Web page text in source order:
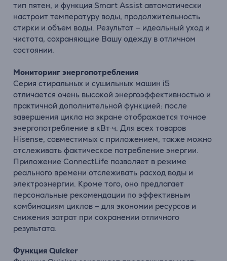
тип пятен, и функция Smart Assist автоматически
настроит температуру воды, продолжительность
стирки и объем воды. Результат – идеальный уход и
чистота, сохраняющие Вашу одежду в отличном
состоянии.
Мониторинг энергопотребления
Серия стиральных и сушильных машин i5
отличается очень высокой энергоэффективностью и
практичной дополнительной функцией: после
завершения цикла на экране отображается точное
энергопотребление в кВт·ч. Для всех товаров
Hisense, совместимых с приложением, также можно
отслеживать фактическое потребление энергии.
Приложение ConnectLife позволяет в режиме
реального времени отслеживать расход воды и
электроэнергии. Кроме того, оно предлагает
персональные рекомендации по эффективным
комбинациям циклов – для экономии ресурсов и
снижения затрат при сохранении отличного
результата.
Функция Quicker